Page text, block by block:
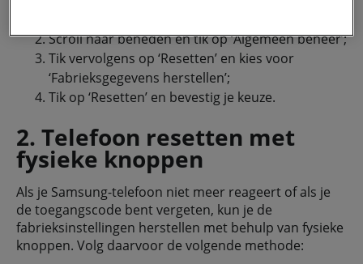
Scroll naar beneden en tik op ‘Algemeen beheer’;
Tik vervolgens op ‘Resetten’ en kies voor
‘Fabrieksgegevens herstellen’;
Tik op ‘Resetten’ en bevestig je keuze.
2. Telefoon resetten met
fysieke knoppen
Als je Samsung-telefoon niet meer reageert of als je
de toegangscode bent vergeten, kun je de
fabrieksinstellingen herstellen met behulp van fysieke
knoppen. Volg daarvoor de volgende methode: